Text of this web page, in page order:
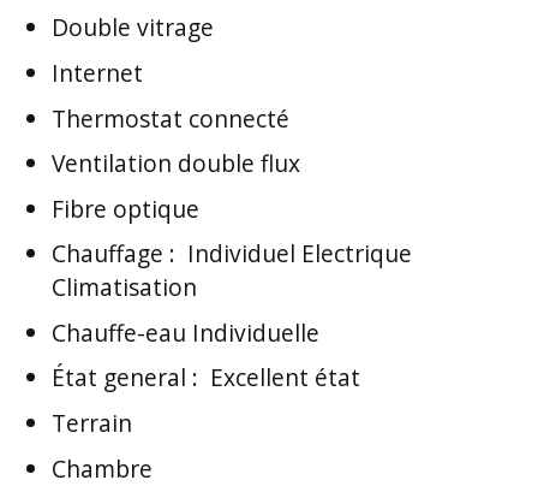
Double vitrage
Internet
Thermostat connecté
Ventilation double flux
Fibre optique
Chauffage : Individuel Electrique
Climatisation
Chauffe-eau Individuelle
État general : Excellent état
Terrain
Chambre